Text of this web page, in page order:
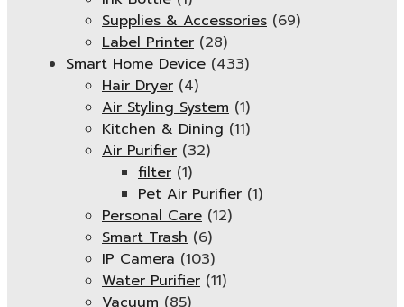
Supplies & Accessories (69)
Label Printer (28)
Smart Home Device (433)
Hair Dryer (4)
Air Styling System (1)
Kitchen & Dining (11)
Air Purifier (32)
filter (1)
Pet Air Purifier (1)
Personal Care (12)
Smart Trash (6)
IP Camera (103)
Water Purifier (11)
Vacuum (85)